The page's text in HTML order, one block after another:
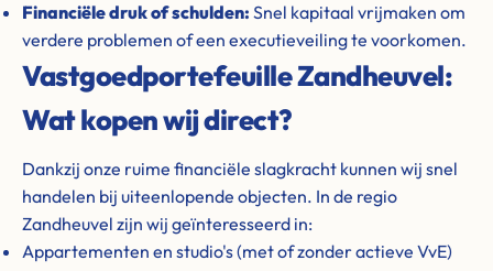
Financiële druk of schulden: Snel kapitaal vrijmaken om
verdere problemen of een executieveiling te voorkomen.
Vastgoedportefeuille Zandheuvel:
Wat kopen wij direct?
Dankzij onze ruime financiële slagkracht kunnen wij snel
handelen bij uiteenlopende objecten. In de regio
Zandheuvel zijn wij geïnteresseerd in:
Appartementen en studio's (met of zonder actieve VvE)